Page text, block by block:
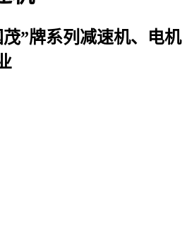
”牌系列减速机、电机